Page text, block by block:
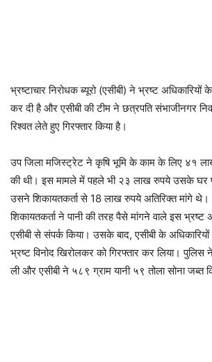
भ्रष्टाचार निरोधक ब्यूरो (एसीबी) ने भ्रष्ट अधिकारियों
कर दी है और एसीबी की टीम ने छत्रपति संभाजीनगर
रिश्वत लेते हुए गिरफ्तार किया है।
उप जिला मजिस्ट्रेट ने कृषि भूमि के काम के लिए ४१
की थी। इस मामले में पहले भी २३ लाख रुपये उसके घर
उसने शिकायतकर्ता से 18 लाख रुपये अतिरिक्त मांगे
शिकायतकर्ता ने पानी की तरह पैसे मांगने वाले इस भ्रष्ट
एसीबी से संपर्क किया। उसके बाद, एसीबी के
भ्रष्ट विनोद खिरोलकर को गिरफ्तार कर लिया।
ली और एसीबी ने ५८९ ग्राम यानी ५९ तोला सोना जब्त